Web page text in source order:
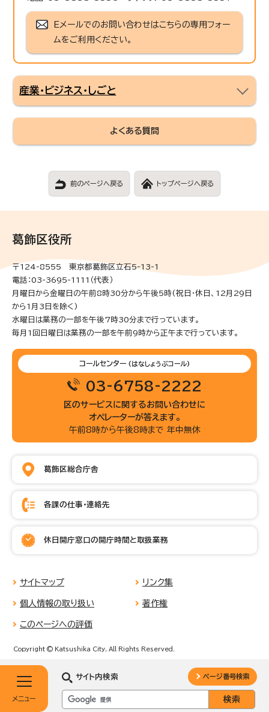
Eメールでのお問い合わせはこちらの専用フォー
ムをご利用ください。
産業・ビジネス・しごと
よくある質問
前のページへ戻る トップページへ戻る
メニュー
サイト内検索 ページ番号検索
葛飾区役所
〒124-8555 東京都葛飾区立石5-13-1
電話：03-3695-1111（代表）
月曜日から金曜日の午前8時30分から午後5時(祝日・休日、12月29日
から1月3日を除く)
水曜日は業務の一部を午後7時30分まで行っています。
毎月1回日曜日は業務の一部を午前9時から正午まで行っています。
コールセンター (はなしょうぶコール)
03-6758-2222
区のサービスに関するお問い合わせに
オペレーターが答えます。
午前8時から午後8時まで 年中無休
葛飾区総合庁舎
各課の仕事・連絡先
休日開庁窓口の開庁時間と取扱業務
サイトマップ リンク集
個人情報の取り扱い 著作権
このページへの評価
Copyright © Katsushika City, All Rights Reserved.